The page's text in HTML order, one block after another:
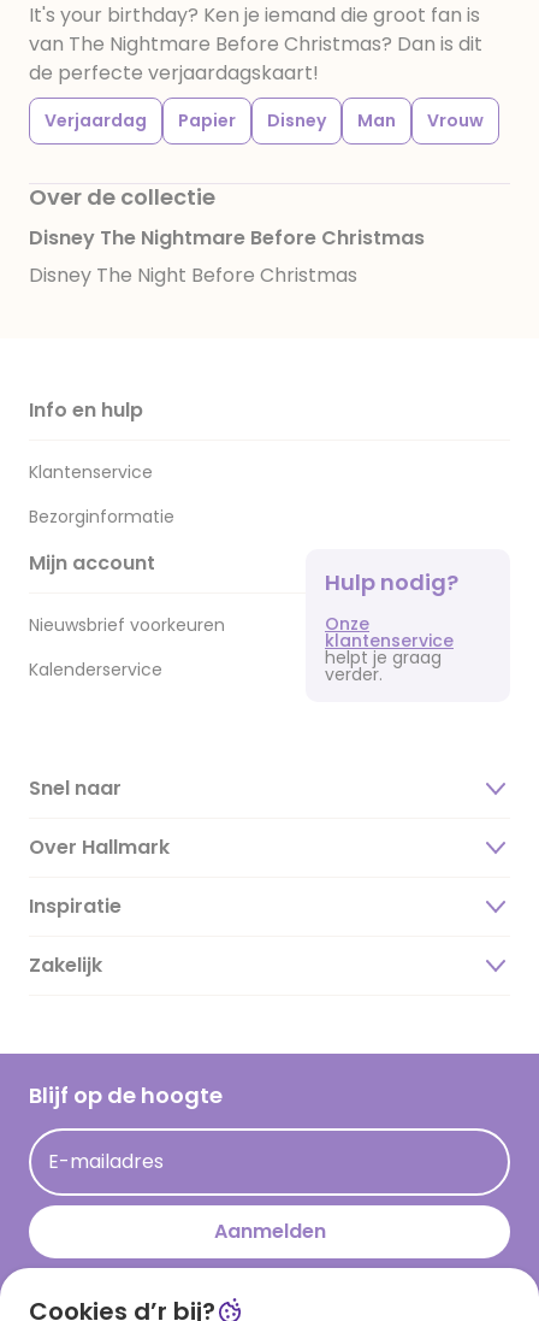
It's your birthday? Ken je iemand die groot fan is
van The Nightmare Before Christmas? Dan is dit
de perfecte verjaardagskaart!
Verjaardag Papier Disney Man Vrouw
Over de collectie
Disney The Nightmare Before Christmas
Disney The Night Before Christmas
Info en hulp
Klantenservice
Bezorginformatie
Mijn account
Nieuwsbrief voorkeuren
Kalenderservice
Hulp nodig?
Onze
klantenservice
helpt je graag
verder.
Snel naar
Over Hallmark
Over ons
Duurzaamheid
Hallmark Kaartclub
Acties
Persberichten
Hallmark en Kinderpostzegels
Inspiratie
Magazine
Cadeau inspiratie
Kaartinspiratie
Zakelijk
Blijf op de hoogte
E-mailadres
Aanmelden
Cookies d’r bij?